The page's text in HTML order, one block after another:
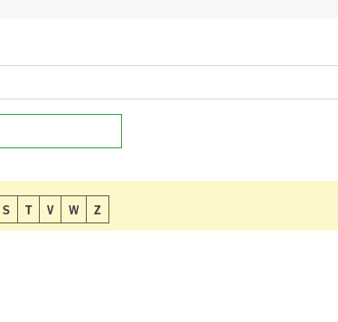
S T V W Z